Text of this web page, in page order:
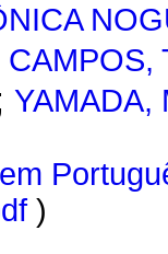
CAMPOS,
YAMADA,
)